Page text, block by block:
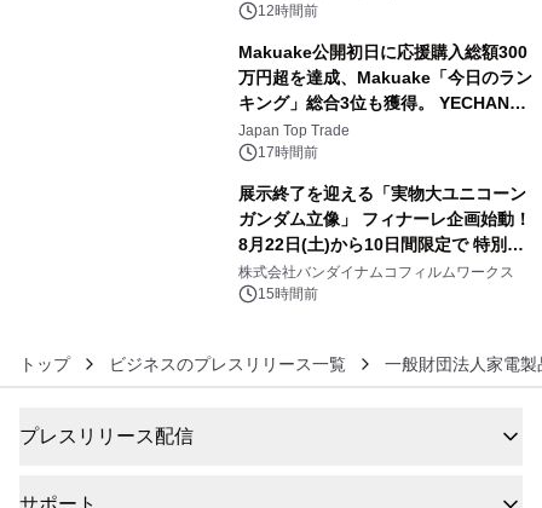
12時間前
Makuake公開初日に応援購入総額300
万円超を達成、Makuake「今日のラン
キング」総合3位も獲得。 YECHAN音
浴シンギングボウル第2弾の大型サイ
ズ（XL・2XL・3XL）を先行販売中
Japan Top Trade
17時間前
展示終了を迎える「実物大ユニコーン
ガンダム立像」 フィナーレ企画始動！
8月22日(土)から10日間限定で 特別映
像『UNICORN GUNDAM Statue ―
BEYOND POSSIBILITY ―』を上映！
株式会社バンダイナムコフィルムワークス
15時間前
トップ ビジネスのプレスリリース一覧 一般財団法人家電
プレスリリース配信
サポート